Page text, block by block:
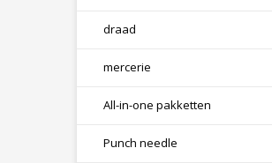
draad
mercerie
All-in-one pakketten
Punch needle